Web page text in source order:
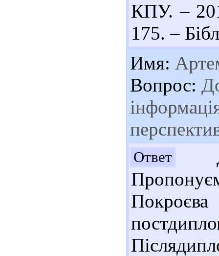
КПУ. –
175. –
Имя:
Вопрос:
Ответ